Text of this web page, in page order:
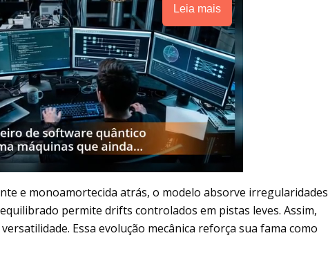
Leia mais
e monoamortecida atrás, o modelo absorve irregularidades
permite drifts controlados em pistas leves. Assim,
Essa evolução mecânica reforça sua fama como